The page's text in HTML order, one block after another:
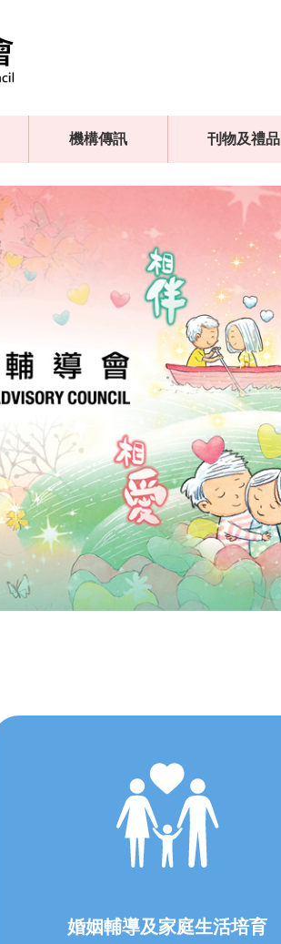
機構傳訊 刊物及禮品
婚姻輔導及家庭生活培育